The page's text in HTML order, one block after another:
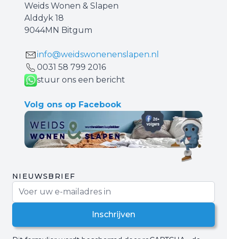
Weids Wonen & Slapen
Alddyk 18
9044MN Bitgum
info@weidswonenenslapen.nl
0031 ‪58 799 2016‬
stuur ons een bericht
Volg ons op Facebook
NIEUWSBRIEF
Inschrijven